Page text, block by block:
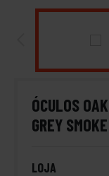
ÓCULOS
GREY
LOJA